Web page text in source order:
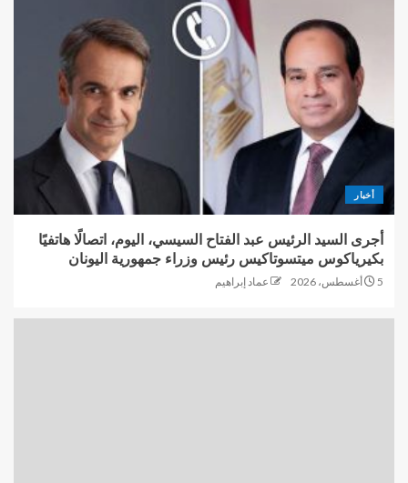
أخبار
أجرى السيد الرئيس عبد الفتاح السيسي، اليوم، اتصالًا هاتفيًا
بكيرياكوس ميتسوتاكيس رئيس وزراء جمهورية اليونان
5 أغسطس، 2026 عماد إبراهيم